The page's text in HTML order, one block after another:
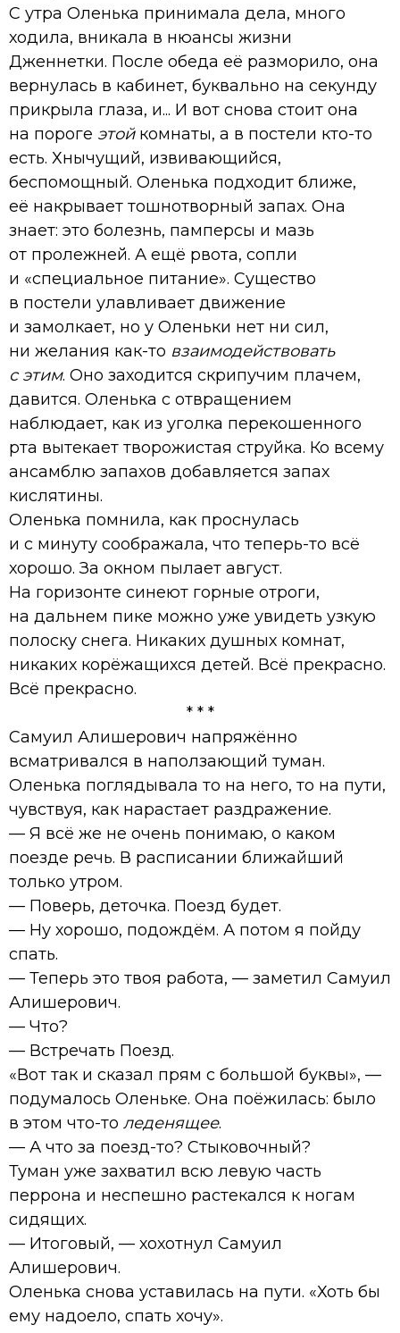
С утра Оленька принимала дела, много
ходила, вникала в нюансы жизни
Дженнетки. После обеда её разморило, она
вернулась в кабинет, буквально на секунду
прикрыла глаза, и... И вот снова стоит она
на пороге этой комнаты, а в постели кто-то
есть. Хнычущий, извивающийся,
беспомощный. Оленька подходит ближе,
её накрывает тошнотворный запах. Она
знает: это болезнь, памперсы и мазь
от пролежней. А ещё рвота, сопли
и «специальное питание». Существо
в постели улавливает движение
и замолкает, но у Оленьки нет ни сил,
ни желания как-то взаимодействовать
с этим. Оно заходится скрипучим плачем,
давится. Оленька с отвращением
наблюдает, как из уголка перекошенного
рта вытекает творожистая струйка. Ко всему
ансамблю запахов добавляется запах
кислятины.
Оленька помнила, как проснулась
и с минуту соображала, что теперь-то всё
хорошо. За окном пылает август.
На горизонте синеют горные отроги,
на дальнем пике можно уже увидеть узкую
полоску снега. Никаких душных комнат,
никаких корёжащихся детей. Всё прекрасно.
Всё прекрасно.
* * *
Самуил Алишерович напряжённо
всматривался в наползающий туман.
Оленька поглядывала то на него, то на пути,
чувствуя, как нарастает раздражение.
— Я всё же не очень понимаю, о каком
поезде речь. В расписании ближайший
только утром.
— Поверь, деточка. Поезд будет.
— Ну хорошо, подождём. А потом я пойду
спать.
— Теперь это твоя работа, — заметил Самуил
Алишерович.
— Что?
— Встречать Поезд.
«Вот так и сказал прям с большой буквы», —
подумалось Оленьке. Она поёжилась: было
в этом что-то леденящее.
— А что за поезд-то? Стыковочный?
Туман уже захватил всю левую часть
перрона и неспешно растекался к ногам
сидящих.
— Итоговый, — хохотнул Самуил
Алишерович.
Оленька снова уставилась на пути. «Хоть бы
ему надоело, спать хочу».